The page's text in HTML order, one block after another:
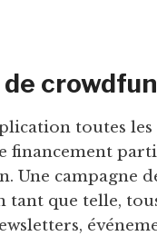
toutes
financement
Une campagne
que telle,